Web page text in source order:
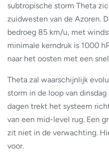
subtropische storm Theta
zuidwesten van de Azoren.
bedroeg 85 km/u, met
minimale kerndruk is 1000
naar het oosten met een
Theta zal waarschijnlijk
storm in de loop van
dagen trekt het systeem
van een mid-level rug. Een
zit niet in de verwachting.
voor.